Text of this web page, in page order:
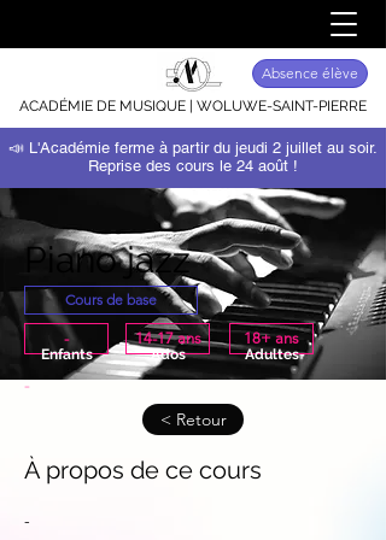
Absence élève
ACADÉMIE DE MUSIQUE | WOLUWE-SAINT-PIERRE
📣 L'Académie ferme à partir du jeudi 2 juillet au soir.
Reprise des cours le 24 août !
Piano jazz
Cours de base
-
Enfants
14-17 ans
Ados
18+ ans
Adultes
-
< Retour
À propos de ce cours
-